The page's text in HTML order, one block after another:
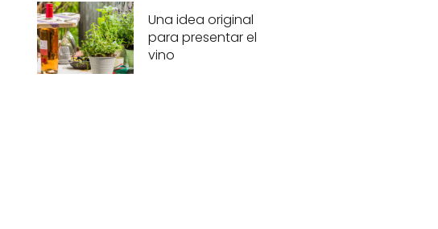
Una idea original
para presentar el
vino